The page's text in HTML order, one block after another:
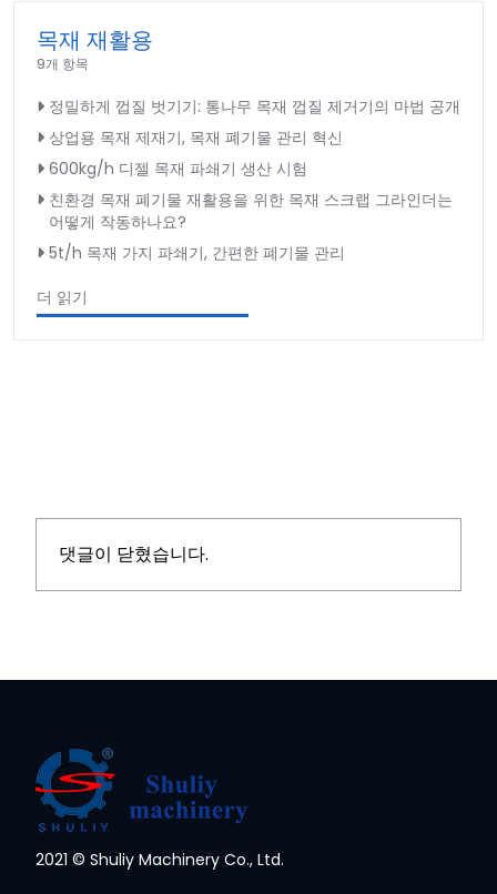
목재 재활용
9개 항목
정밀하게 껍질 벗기기: 통나무 목재 껍질 제거기의 마법 공개
상업용 목재 제재기, 목재 폐기물 관리 혁신
600kg/h 디젤 목재 파쇄기 생산 시험
친환경 목재 폐기물 재활용을 위한 목재 스크랩 그라인더는
어떻게 작동하나요?
5t/h 목재 가지 파쇄기, 간편한 폐기물 관리
더 읽기
댓글이 닫혔습니다.
2021 © Shuliy Machinery Co., Ltd.